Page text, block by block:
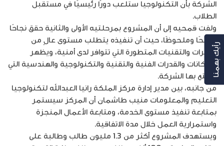
الشركة بأن التكنولوجيا ستلعب دورًا رئيسيًا في مستقبل
الطلاب.
ولفت قمحيه إلى أن المشروع بمرحلتيه الأولى والثانية حقق نجاحًا
واضحًا وملحوظًا، حيث أن تنفيذه يتطلب مستوى عالٍ من
الخبرات والتقنيات المتطورة التي تتوافر لدى أمنية، ويظهر
الإمكانات والقدرات الفنية والتقنية والتكنولوجية والهندسية التي
تتمتع بها الشركة.
من جانبه، بين مدير إدارة مركز الملكة رانيا العبدالله لتكنولوجيا
التعليم والمعلومات منيب طاشمان أن المركز سيستمر
بمتابعة تنفيذ مستوى الخدمة، ومتابعة الأعمال المنجزة
واستمرارية العمل خلال مدة الاتفاقية.
ويستهدف المشروع أكثر من 1.3 مليون طالب وطالبة على
رأيك بهمنا